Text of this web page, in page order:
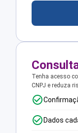
Tenha acesso
CNPJ e reduza
Dados